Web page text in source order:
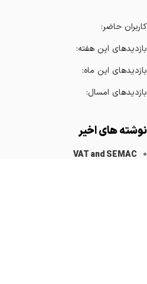
کاربران حاضر:
بازدیدهای این هفته:
بازدیدهای این ماه:
بازدیدهای امسال:
نوشته های اخیر
VAT and SEMAC